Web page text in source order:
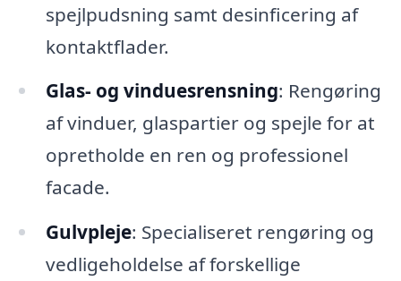
spejlpudsning samt desinficering af
kontaktflader.
Glas- og vinduesrensning: Rengøring
af vinduer, glaspartier og spejle for at
opretholde en ren og professionel
facade.
Gulvpleje: Specialiseret rengøring og
vedligeholdelse af forskellige